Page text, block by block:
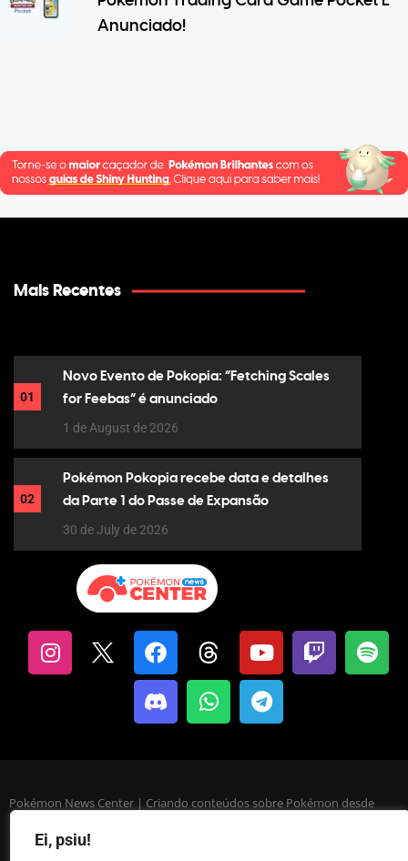
Ei, psiu!
Anunciado!
Mais Recentes
01
Novo Evento de Pokopia: “Fetching Scales
for Feebas” é anunciado
1 de August de 2026
02
Pokémon Pokopia recebe data e detalhes
da Parte 1 do Passe de Expansão
30 de July de 2026
Pokémon News Center | Criando conteúdos sobre Pokémon desde
2013.